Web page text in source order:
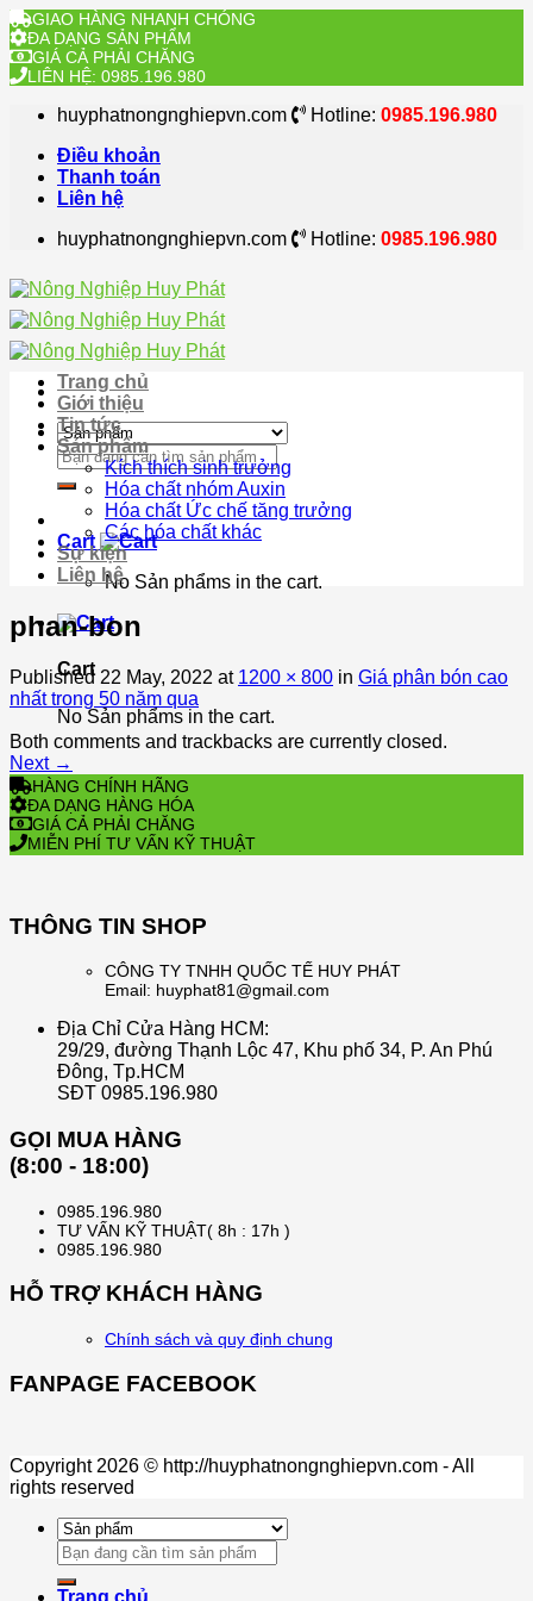
GIAO HÀNG NHANH CHÓNG
ĐA DẠNG SẢN PHẨM
GIÁ CẢ PHẢI CHĂNG
LIÊN HỆ: 0985.196.980
huyphatnongnghiepvn.com Hotline: 0985.196.980
Điều khoản
Thanh toán
Liên hệ
huyphatnongnghiepvn.com
Hotline: 0985.196.980
Search
for:
Cart
No Sản phẩms in the cart.
Cart
No Sản phẩms in the cart.
Trang chủ
Giới thiệu
Tin tức
Sản phẩm
Kích thích sinh trưởng
Hóa chất nhóm Auxin
Hóa chất Ức chế tăng trưởng
Các hóa chất khác
Sự kiện
Liên hệ
phan-bon
Published 22 May, 2022 at 1200 × 800 in Giá phân bón cao
nhất trong 50 năm qua
Both comments and trackbacks are currently closed.
Next →
HÀNG CHÍNH HÃNG
ĐA DẠNG HÀNG HÓA
GIÁ CẢ PHẢI CHĂNG
MIỄN PHÍ TƯ VẤN KỸ THUẬT
THÔNG TIN SHOP
CÔNG TY TNHH QUỐC TẾ HUY PHÁT
Email: huyphat81@gmail.com
Địa Chỉ Cửa Hàng HCM:
29/29, đường Thạnh Lộc 47, Khu phố 34, P. An Phú
Đông, Tp.HCM
SĐT 0985.196.980
GỌI MUA HÀNG
(8:00 - 18:00)
0985.196.980
TƯ VẤN KỸ THUẬT( 8h : 17h )
0985.196.980
HỖ TRỢ KHÁCH HÀNG
Chính sách và quy định chung
FANPAGE FACEBOOK
Copyright 2026 © http://huyphatnongnghiepvn.com - All
rights reserved
Search
for:
Trang chủ